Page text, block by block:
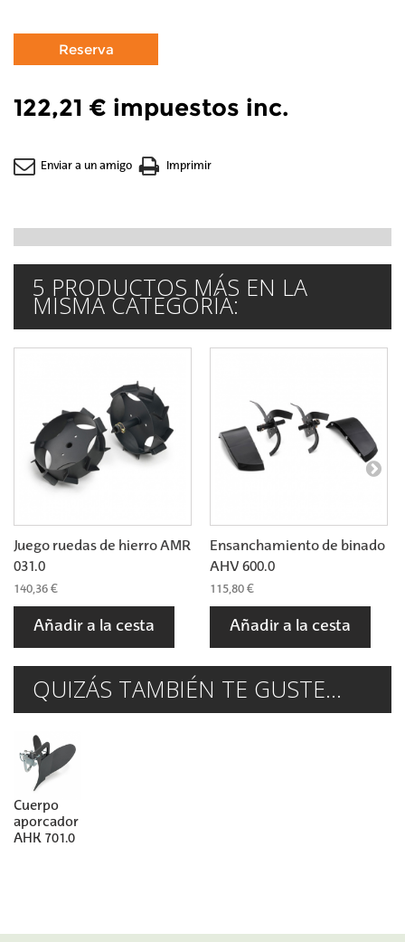
122,21 € impuestos inc.
Enviar a un amigo Imprimir
5 PRODUCTOS MÁS EN LA
MISMA CATEGORÍA:
Juego ruedas de hierro AMR
031.0
140,36 €
Añadir a la cesta
Ensanchamiento de binado
AHV 600.0
115,80 €
Añadir a la cesta
QUIZÁS TAMBIÉN TE GUSTE...
Cuerpo
aporcador
AHK 701.0